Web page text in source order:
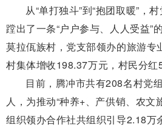
从“单打独斗”到“抱团取暖”，
蹚出了一条“户户参与、人人受益”
莫拉佤族村，党支部领办的旅游专
村集体增收198.37万元，村民分红
目前，腾冲市共有208名村党
人，为推动“种养+、产供销、农文
组织领办合作社共组织引导2.18万